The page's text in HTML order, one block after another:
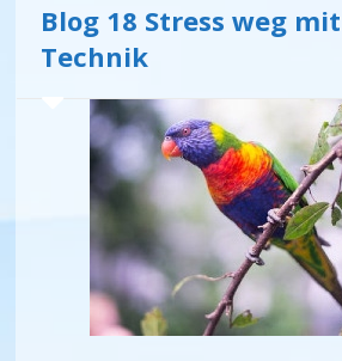
Blog 18 Stress weg
Technik